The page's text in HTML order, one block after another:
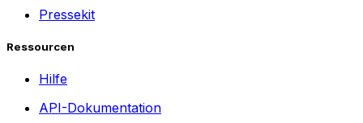
Pressekit
Ressourcen
Hilfe
API-Dokumentation